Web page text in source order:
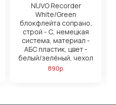
NUVO Recorder
White/Green
блокфлейта сопрано,
строй - С, немецкая
система, материал -
АБС пластик, цвет -
белый/зелёный, чехол
890р.